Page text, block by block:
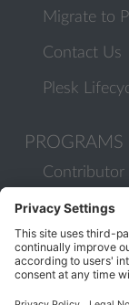
Migrate to
Contact Us
Plesk
PROGRAMS
Contributor
Partner